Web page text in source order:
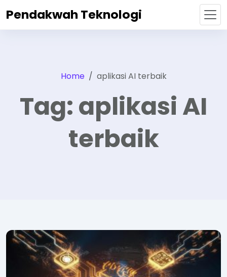
Pendakwah Teknologi
Home aplikasi AI terbaik
Tag:aplikasi AI
terbaik